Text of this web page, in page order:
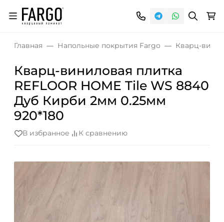
Главная Напольные покрытия Fargo Кварц-
Кварц-виниловая плитка
REFLOOR HOME Tile WS 8840
Дуб Кирби 2мм 0.25мм
920*180
В избранное К сравнению